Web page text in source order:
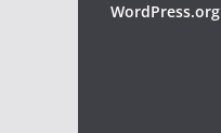
WordPress.org